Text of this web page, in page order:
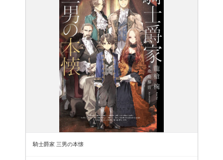
騎士爵家 三男の本懐